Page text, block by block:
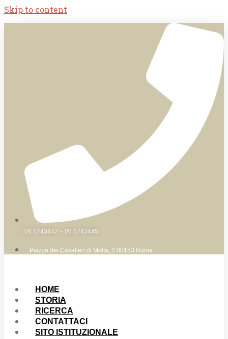
Skip to content
06 5743442 – 06 5743445
Piazza dei Cavalieri di Malta, 2 00153 Roma
HOME
STORIA
RICERCA
CONTATTACI
SITO ISTITUZIONALE